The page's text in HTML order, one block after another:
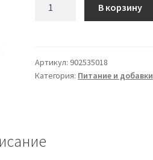
ЛЕГРЕН
В корзину
Артикул: 902535018
Категория: Питание и добавки